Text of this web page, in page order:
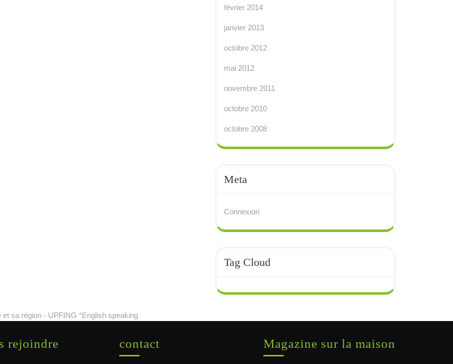
février 2014
janvier 2013
octobre 2012
mai 2012
novembre 2011
octobre 2010
octobre 2008
Meta
Connexion
Tag Cloud
sa région - UPFING *English speaking
rejoindre contact Magazine sur la maison